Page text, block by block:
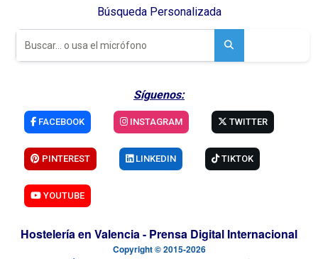
Búsqueda Personalizada
Síguenos:
FACEBOOK INSTAGRAM TWITTER
PINTEREST LINKEDIN TIKTOK
YOUTUBE
Hostelería en Valencia - Prensa Digital Internacional
Copyright © 2015-2026